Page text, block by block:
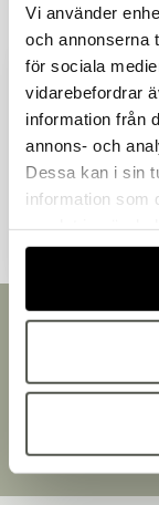
Vi använder
och annonserna
för sociala
vidarebefordrar
information från
annons- och
Dessa kan i sin
information som
Liknande
Andra
Snabb
Leverans
Brett
Designat och
Handlar